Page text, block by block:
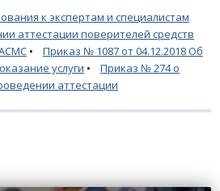
к экспертам и специалистам
аттестации поверителей средств
• Приказ № 1087 от 04.12.2018 Об
услуги • Приказ № 274 о
аттестации